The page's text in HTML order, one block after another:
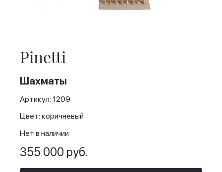
beginning
of
the
images
gallery
Pinetti
Шахматы
Артикул: 1209
Цвет: коричневый
Нет в наличии
355 000 руб.